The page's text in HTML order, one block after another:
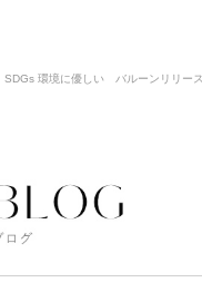
SDGs 環境に優しい バルーンリリ